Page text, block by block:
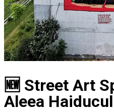
🆕 Street Art
Aleea